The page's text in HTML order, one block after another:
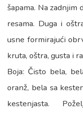
šapama. Na zadnjim
resama. Duga i
usne formirajući
kruta, oštra, gusta i
Boja: Čisto bela,
oranž, bela sa
kestenjasta.